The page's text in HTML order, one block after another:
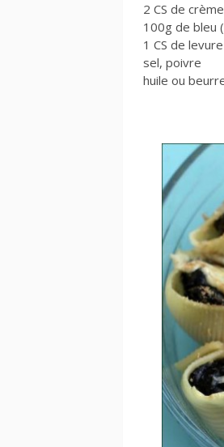
2 CS de
100g de bleu
1 CS de
sel, poivre
huile ou